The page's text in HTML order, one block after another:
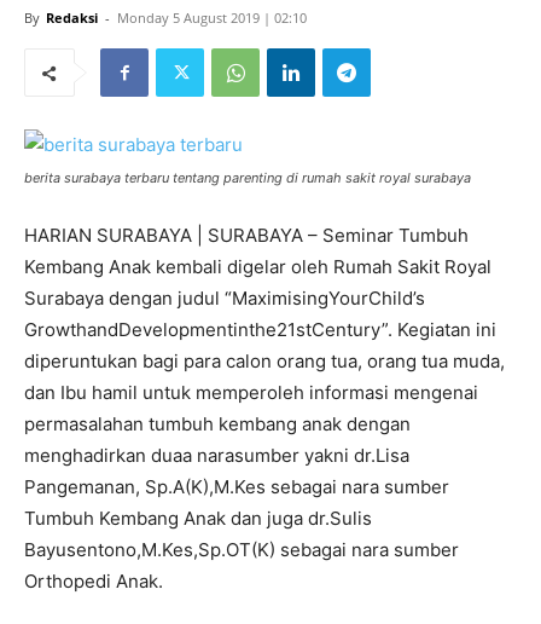
By Redaksi - Monday 5 August 2019 | 02:10
berita surabaya terbaru tentang parenting di rumah sakit royal surabaya
HARIAN SURABAYA | SURABAYA – Seminar Tumbuh
Kembang Anak kembali digelar oleh Rumah Sakit Royal
Surabaya dengan judul “MaximisingYourChild’s
GrowthandDevelopmentinthe21stCentury”. Kegiatan ini
diperuntukan bagi para calon orang tua, orang tua muda,
dan Ibu hamil untuk memperoleh informasi mengenai
permasalahan tumbuh kembang anak dengan
menghadirkan duaa narasumber yakni dr.Lisa
Pangemanan, Sp.A(K),M.Kes sebagai nara sumber
Tumbuh Kembang Anak dan juga dr.Sulis
Bayusentono,M.Kes,Sp.OT(K) sebagai nara sumber
Orthopedi Anak.